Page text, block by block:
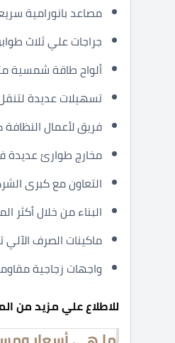
مصاعد بانورامية
جراجات علي ثلاث
ألواح طاقة شمسية
تسهيلات عديدة
فريق لأعمال
مخارج طوارئ عديدة
التعاون مع كبرى
البناء من خلال أكثر
ماكينات الصرف الآلي
واجهات زجاجية
للاطلاع علي مزيد من